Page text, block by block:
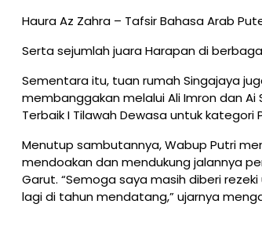
Haura Az Zahra – Tafsir Bahasa Arab
Serta sejumlah juara Harapan di
Sementara itu, tuan rumah Singajaya
membanggakan melalui Ali Imron dan
Terbaik I Tilawah Dewasa untuk kategori
Menutup sambutannya, Wabup Putri
mendoakan dan mendukung jalannya
Garut. “Semoga saya masih diberi
lagi di tahun mendatang,” ujarnya